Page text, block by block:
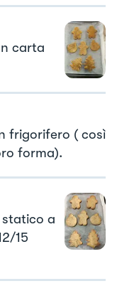
carta
frigorifero ( così
forma).
a
15